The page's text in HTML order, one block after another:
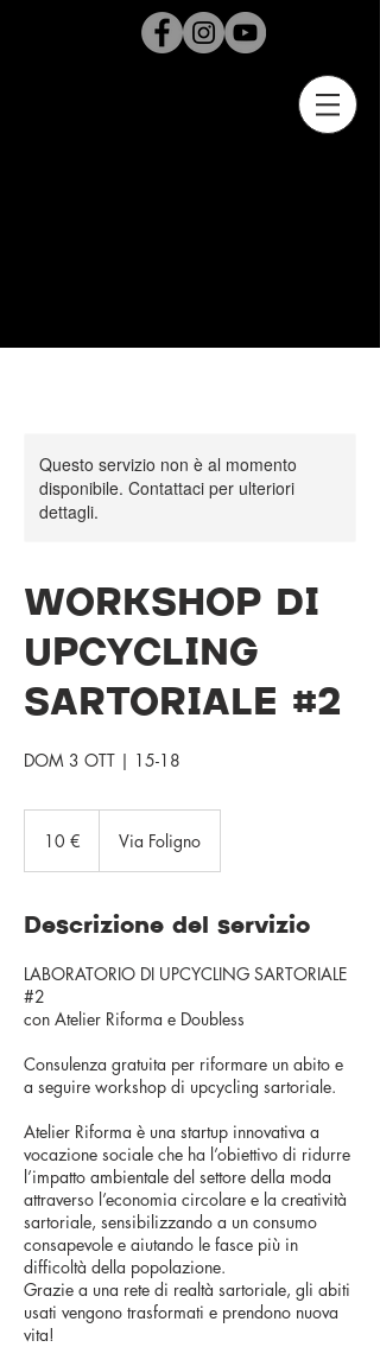
Questo servizio non è al momento
disponibile. Contattaci per ulteriori
dettagli.
WORKSHOP DI
UPCYCLING
SARTORIALE #2
DOM 3 OTT | 15-18
10 € Via Foligno
Descrizione del servizio
LABORATORIO DI UPCYCLING SARTORIALE
#2
con Atelier Riforma e Doubless
Consulenza gratuita per riformare un abito e
a seguire workshop di upcycling sartoriale.
Atelier Riforma è una startup innovativa a
vocazione sociale che ha l’obiettivo di ridurre
l’impatto ambientale del settore della moda
attraverso l’economia circolare e la creatività
sartoriale, sensibilizzando a un consumo
consapevole e aiutando le fasce più in
difficoltà della popolazione.
Grazie a una rete di realtà sartoriale, gli abiti
usati vengono trasformati e prendono nuova
vita!